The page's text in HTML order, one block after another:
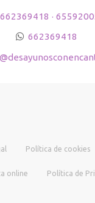
662369418 ·
662369418
Política de cookies
online Política de